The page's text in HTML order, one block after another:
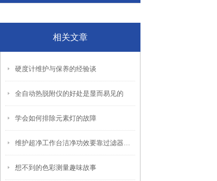
相关文章
硬度计维护与保养的经验谈
全自动热脱附仪的好处是显而易见的
学会如何排除元素灯的故障
想不到的色彩测量趣味故事